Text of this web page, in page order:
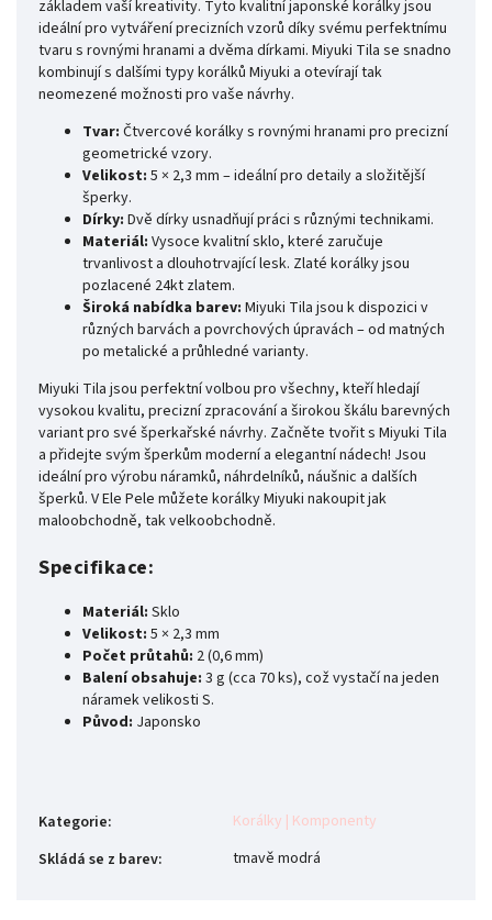
základem vaší kreativity. Tyto kvalitní japonské korálky jsou
ideální pro vytváření precizních vzorů díky svému perfektnímu
tvaru s rovnými hranami a dvěma dírkami. Miyuki Tila se snadno
kombinují s dalšími typy korálků Miyuki a otevírají tak
neomezené možnosti pro vaše návrhy.
Tvar: Čtvercové korálky s rovnými hranami pro precizní
geometrické vzory.
Velikost: 5 × 2,3 mm – ideální pro detaily a složitější
šperky.
Dírky: Dvě dírky usnadňují práci s různými technikami.
Materiál: Vysoce kvalitní sklo, které zaručuje
trvanlivost a dlouhotrvající lesk. Zlaté korálky jsou
pozlacené 24kt zlatem.
Široká nabídka barev: Miyuki Tila jsou k dispozici v
různých barvách a povrchových úpravách – od matných
po metalické a průhledné varianty.
Miyuki Tila jsou perfektní volbou pro všechny, kteří hledají
vysokou kvalitu, precizní zpracování a širokou škálu barevných
variant pro své šperkařské návrhy. Začněte tvořit s Miyuki Tila
a přidejte svým šperkům moderní a elegantní nádech! Jsou
ideální pro výrobu náramků, náhrdelníků, náušnic a dalších
šperků. V Ele Pele můžete korálky Miyuki nakoupit jak
maloobchodně, tak velkoobchodně.
Specifikace:
Materiál: Sklo
Velikost: 5 × 2,3 mm
Počet průtahů: 2 (0,6 mm)
Balení obsahuje: 3 g (cca 70 ks), což vystačí na jeden
náramek velikosti S.
Původ: Japonsko
Kategorie:
Korálky | Komponenty
Skládá se z barev: tmavě modrá